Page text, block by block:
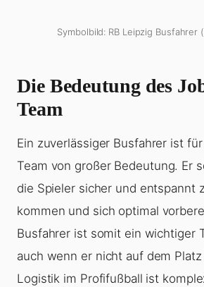
Symbolbild: RB Leipzig Busfahrer
Die Bedeutung des
Team
Ein zuverlässiger Busfahrer ist
Team von großer Bedeutung. Er
die Spieler sicher und entspannt
kommen und sich optimal
Busfahrer ist somit ein wichtiger
auch wenn er nicht auf dem
Logistik im Profifußball ist